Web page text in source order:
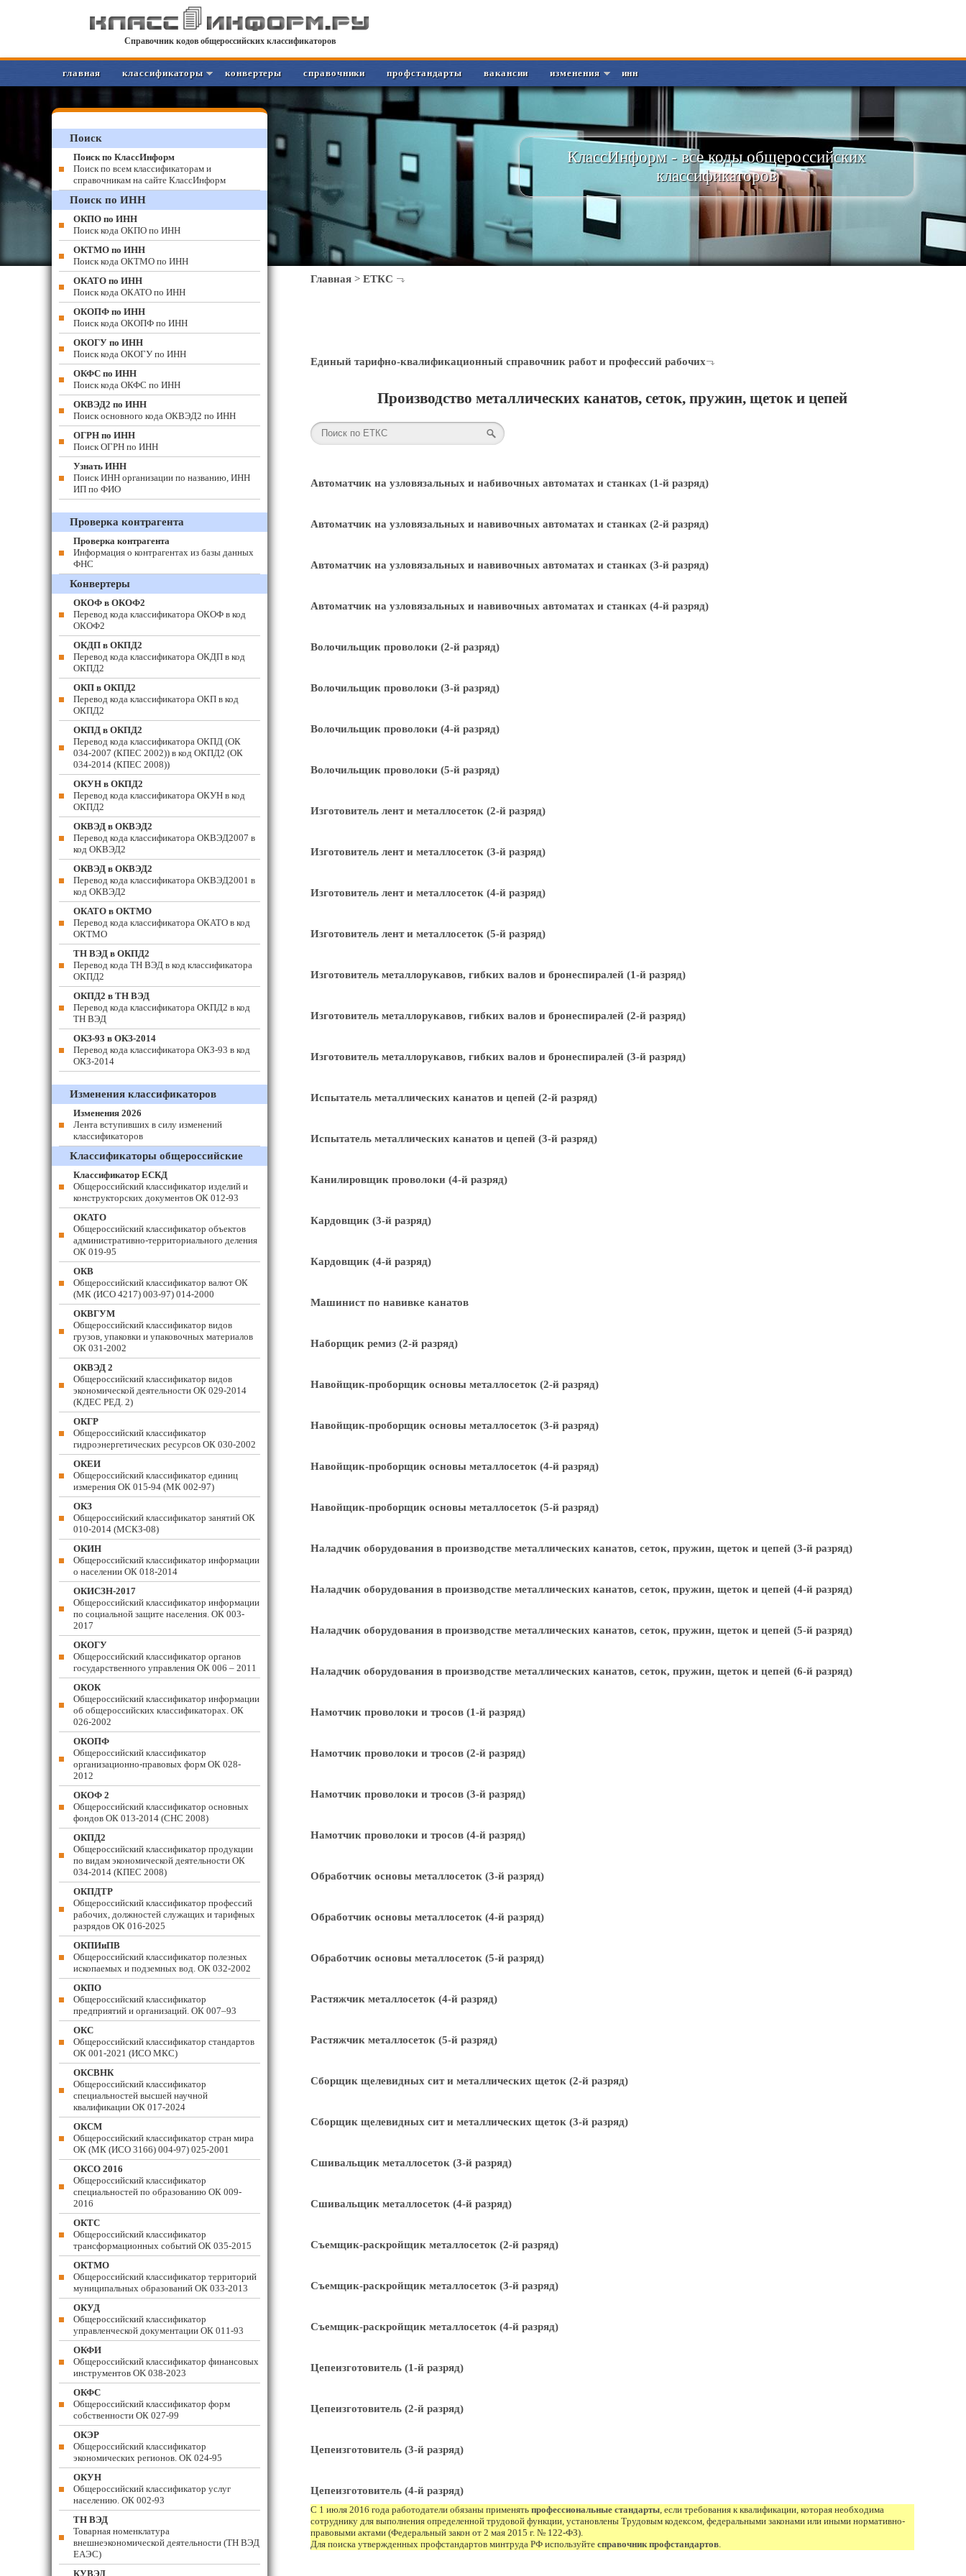
Справочник кодов общероссийских классификаторов
главная классификаторы конвертеры справочники профстандарты вакансии изменения инн
КлассИнформ - все коды общероссийских
классификаторов
Главная > ЕТКС
Единый тарифно-квалификационный справочник работ и профессий рабочих
Производство металлических канатов, сеток, пружин, щеток и цепей
Автоматчик на узловязальных и набивочных автоматах и станках (1-й разряд)
Автоматчик на узловязальных и навивочных автоматах и станках (2-й разряд)
Автоматчик на узловязальных и навивочных автоматах и станках (3-й разряд)
Автоматчик на узловязальных и навивочных автоматах и станках (4-й разряд)
Волочильщик проволоки (2-й разряд)
Волочильщик проволоки (3-й разряд)
Волочильщик проволоки (4-й разряд)
Волочильщик проволоки (5-й разряд)
Изготовитель лент и металлосеток (2-й разряд)
Изготовитель лент и металлосеток (3-й разряд)
Изготовитель лент и металлосеток (4-й разряд)
Изготовитель лент и металлосеток (5-й разряд)
Изготовитель металлорукавов, гибких валов и бронеспиралей (1-й разряд)
Изготовитель металлорукавов, гибких валов и бронеспиралей (2-й разряд)
Изготовитель металлорукавов, гибких валов и бронеспиралей (3-й разряд)
Испытатель металлических канатов и цепей (2-й разряд)
Испытатель металлических канатов и цепей (3-й разряд)
Канилировщик проволоки (4-й разряд)
Кардовщик (3-й разряд)
Кардовщик (4-й разряд)
Машинист по навивке канатов
Наборщик ремиз (2-й разряд)
Навойщик-проборщик основы металлосеток (2-й разряд)
Навойщик-проборщик основы металлосеток (3-й разряд)
Навойщик-проборщик основы металлосеток (4-й разряд)
Навойщик-проборщик основы металлосеток (5-й разряд)
Наладчик оборудования в производстве металлических канатов, сеток, пружин, щеток и цепей (3-й разряд)
Наладчик оборудования в производстве металлических канатов, сеток, пружин, щеток и цепей (4-й разряд)
Наладчик оборудования в производстве металлических канатов, сеток, пружин, щеток и цепей (5-й разряд)
Наладчик оборудования в производстве металлических канатов, сеток, пружин, щеток и цепей (6-й разряд)
Намотчик проволоки и тросов (1-й разряд)
Намотчик проволоки и тросов (2-й разряд)
Намотчик проволоки и тросов (3-й разряд)
Намотчик проволоки и тросов (4-й разряд)
Обработчик основы металлосеток (3-й разряд)
Обработчик основы металлосеток (4-й разряд)
Обработчик основы металлосеток (5-й разряд)
Растяжчик металлосеток (4-й разряд)
Растяжчик металлосеток (5-й разряд)
Сборщик щелевидных сит и металлических щеток (2-й разряд)
Сборщик щелевидных сит и металлических щеток (3-й разряд)
Сшивальщик металлосеток (3-й разряд)
Сшивальщик металлосеток (4-й разряд)
Съемщик-раскройщик металлосеток (2-й разряд)
Съемщик-раскройщик металлосеток (3-й разряд)
Съемщик-раскройщик металлосеток (4-й разряд)
Цепеизготовитель (1-й разряд)
Цепеизготовитель (2-й разряд)
Цепеизготовитель (3-й разряд)
Цепеизготовитель (4-й разряд)
С 1 июля 2016 года работодатели обязаны применять профессиональные стандарты, если требования к квалификации, которая необходима
сотруднику для выполнения определенной трудовой функции, установлены Трудовым кодексом, федеральными законами или иными нормативно-
правовыми актами (Федеральный закон от 2 мая 2015 г. № 122-ФЗ).
Для поиска утвержденных профстандартов минтруда РФ используйте справочник профстандартов.
Поиск
Поиск по КлассИнформ
Поиск по всем классификаторам и
справочникам на сайте КлассИнформ
Поиск по ИНН
ОКПО по ИНН
Поиск кода ОКПО по ИНН
ОКТМО по ИНН
Поиск кода ОКТМО по ИНН
ОКАТО по ИНН
Поиск кода ОКАТО по ИНН
ОКОПФ по ИНН
Поиск кода ОКОПФ по ИНН
ОКОГУ по ИНН
Поиск кода ОКОГУ по ИНН
ОКФС по ИНН
Поиск кода ОКФС по ИНН
ОКВЭД2 по ИНН
Поиск основного кода ОКВЭД2 по ИНН
ОГРН по ИНН
Поиск ОГРН по ИНН
Узнать ИНН
Поиск ИНН организации по названию, ИНН
ИП по ФИО
Проверка контрагента
Проверка контрагента
Информация о контрагентах из базы данных
ФНС
Конвертеры
ОКОФ в ОКОФ2
Перевод кода классификатора ОКОФ в код
ОКОФ2
ОКДП в ОКПД2
Перевод кода классификатора ОКДП в код
ОКПД2
ОКП в ОКПД2
Перевод кода классификатора ОКП в код
ОКПД2
ОКПД в ОКПД2
Перевод кода классификатора ОКПД (ОК
034-2007 (КПЕС 2002)) в код ОКПД2 (ОК
034-2014 (КПЕС 2008))
ОКУН в ОКПД2
Перевод кода классификатора ОКУН в код
ОКПД2
ОКВЭД в ОКВЭД2
Перевод кода классификатора ОКВЭД2007 в
код ОКВЭД2
ОКВЭД в ОКВЭД2
Перевод кода классификатора ОКВЭД2001 в
код ОКВЭД2
ОКАТО в ОКТМО
Перевод кода классификатора ОКАТО в код
ОКТМО
ТН ВЭД в ОКПД2
Перевод кода ТН ВЭД в код классификатора
ОКПД2
ОКПД2 в ТН ВЭД
Перевод кода классификатора ОКПД2 в код
ТН ВЭД
ОКЗ-93 в ОКЗ-2014
Перевод кода классификатора ОКЗ-93 в код
ОКЗ-2014
Изменения классификаторов
Изменения 2026
Лента вступивших в силу изменений
классификаторов
Классификаторы общероссийские
Классификатор ЕСКД
Общероссийский классификатор изделий и
конструкторских документов ОК 012-93
ОКАТО
Общероссийский классификатор объектов
административно-территориального деления
ОК 019-95
ОКВ
Общероссийский классификатор валют ОК
(МК (ИСО 4217) 003-97) 014-2000
ОКВГУМ
Общероссийский классификатор видов
грузов, упаковки и упаковочных материалов
ОК 031-2002
ОКВЭД 2
Общероссийский классификатор видов
экономической деятельности ОК 029-2014
(КДЕС РЕД. 2)
ОКГР
Общероссийский классификатор
гидроэнергетических ресурсов ОК 030-2002
ОКЕИ
Общероссийский классификатор единиц
измерения ОК 015-94 (МК 002-97)
ОКЗ
Общероссийский классификатор занятий ОК
010-2014 (МСКЗ-08)
ОКИН
Общероссийский классификатор информации
о населении ОК 018-2014
ОКИСЗН-2017
Общероссийский классификатор информации
по социальной защите населения. ОК 003-
2017
ОКОГУ
Общероссийский классификатор органов
государственного управления ОК 006 – 2011
ОКОК
Общероссийский классификатор информации
об общероссийских классификаторах. ОК
026-2002
ОКОПФ
Общероссийский классификатор
организационно-правовых форм ОК 028-
2012
ОКОФ 2
Общероссийский классификатор основных
фондов ОК 013-2014 (СНС 2008)
ОКПД2
Общероссийский классификатор продукции
по видам экономической деятельности ОК
034-2014 (КПЕС 2008)
ОКПДТР
Общероссийский классификатор профессий
рабочих, должностей служащих и тарифных
разрядов ОК 016-2025
ОКПИиПВ
Общероссийский классификатор полезных
ископаемых и подземных вод. ОК 032-2002
ОКПО
Общероссийский классификатор
предприятий и организаций. ОК 007–93
ОКС
Общероссийский классификатор стандартов
ОК 001-2021 (ИСО МКС)
ОКСВНК
Общероссийский классификатор
специальностей высшей научной
квалификации ОК 017-2024
ОКСМ
Общероссийский классификатор стран мира
ОК (МК (ИСО 3166) 004-97) 025-2001
ОКСО 2016
Общероссийский классификатор
специальностей по образованию ОК 009-
2016
ОКТС
Общероссийский классификатор
трансформационных событий ОК 035-2015
ОКТМО
Общероссийский классификатор территорий
муниципальных образований ОК 033-2013
ОКУД
Общероссийский классификатор
управленческой документации ОК 011-93
ОКФИ
Общероссийский классификатор финансовых
инструментов OK 038-2023
ОКФС
Общероссийский классификатор форм
собственности ОК 027-99
ОКЭР
Общероссийский классификатор
экономических регионов. ОК 024-95
ОКУН
Общероссийский классификатор услуг
населению. ОК 002-93
ТН ВЭД
Товарная номенклатура
внешнеэкономической деятельности (ТН ВЭД
ЕАЭС)
КУВЭД